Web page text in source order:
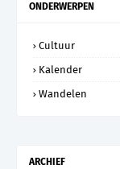
ONDERWERPEN
Cultuur
Kalender
Wandelen
ARCHIEF